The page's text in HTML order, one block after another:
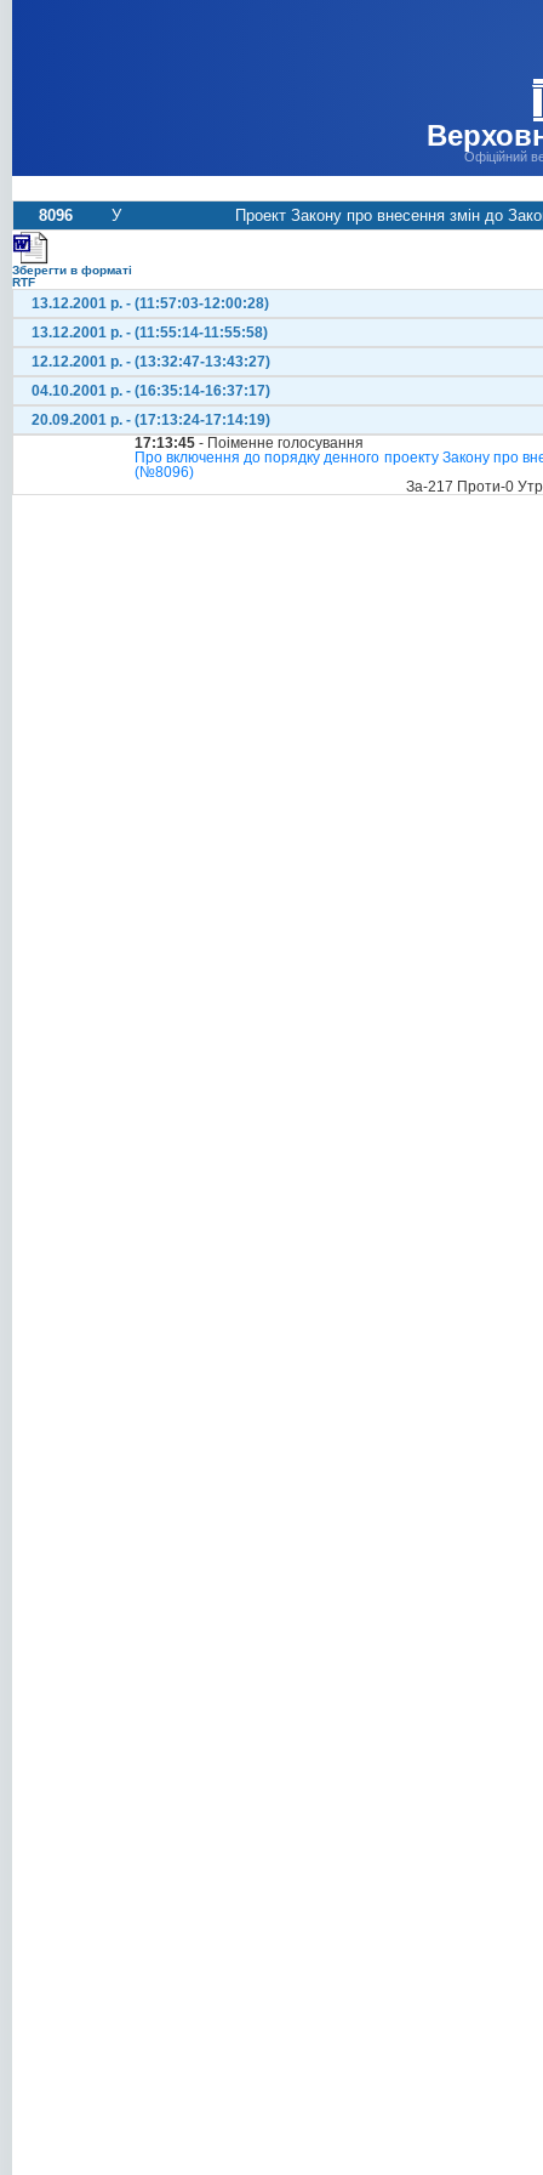
Офіційний
8096 У Проект Закону про внесення змін до
Зберегти в форматі
RTF
13.12.2001 р. - (11:57:03-12:00:28)
13.12.2001 р. - (11:55:14-11:55:58)
12.12.2001 р. - (13:32:47-13:43:27)
04.10.2001 р. - (16:35:14-16:37:17)
20.09.2001 р. - (17:13:24-17:14:19)
17:13:45 - Поіменне голосування
Про включення до порядку денного проекту Закону про
(№8096)
За-217 Проти-0